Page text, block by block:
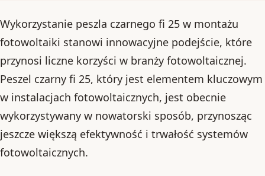
Wykorzystanie peszla czarnego fi 25 w montażu
fotowoltaiki stanowi innowacyjne podejście, które
przynosi liczne korzyści w branży fotowoltaicznej.
Peszel czarny fi 25, który jest elementem kluczowym
w instalacjach fotowoltaicznych, jest obecnie
wykorzystywany w nowatorski sposób, przynosząc
jeszcze większą efektywność i trwałość systemów
fotowoltaicznych.